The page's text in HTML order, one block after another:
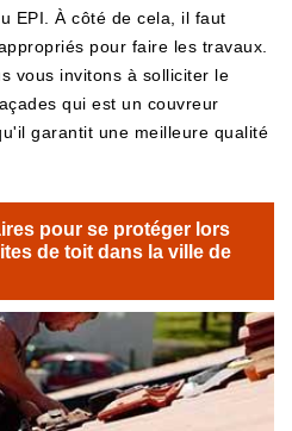
EPI. À côté de cela, il faut
pour faire les travaux.
vous invitons à solliciter le
qui est un couvreur
garantit une meilleure qualité
pour se protéger lors
de toit dans la ville de